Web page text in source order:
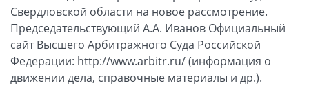
Свердловской области на новое рассмотрение.
Председательствующий А.А. Иванов Официальный
сайт Высшего Арбитражного Суда Российской
Федерации: http://www.arbitr.ru/ (информация о
движении дела, справочные материалы и др.).